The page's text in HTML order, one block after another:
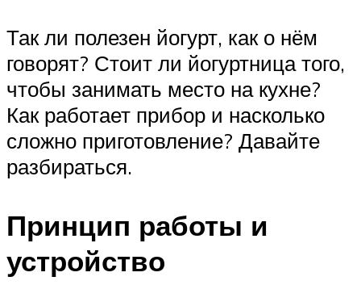
Так ли полезен йогурт, как о нём
говорят? Стоит ли йогуртница того,
чтобы занимать место на кухне?
Как работает прибор и насколько
сложно приготовление? Давайте
разбираться.
Принцип работы и
устройство